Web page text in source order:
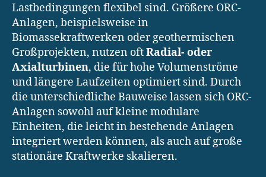
Lastbedingungen flexibel sind. Größere ORC-
Anlagen, beispielsweise in
Biomassekraftwerken oder geothermischen
Großprojekten, nutzen oftRadial- oder
Axialturbinen, die für hohe Volumenströme
und längere Laufzeiten optimiert sind. Durch
die unterschiedliche Bauweise lassen sich ORC-
Anlagen sowohl auf kleine modulare
Einheiten, die leicht in bestehende Anlagen
integriert werden können, als auch auf große
stationäre Kraftwerke skalieren.